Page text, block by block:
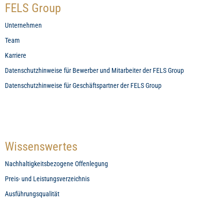
FELS Group
Unternehmen
Team
Karriere
Datenschutzhinweise für Bewerber und Mitarbeiter der FELS Group
Datenschutzhinweise für Geschäftspartner der FELS Group
Wissenswertes
Nachhaltigkeitsbezogene Offenlegung
Preis- und Leistungsverzeichnis
Ausführungsqualität